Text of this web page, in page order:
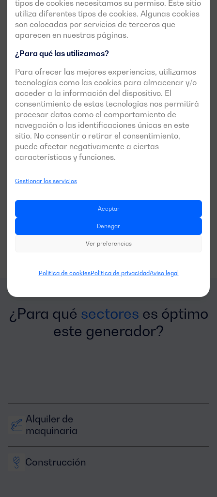
tipos de cookies necesitamos su permiso. Este sitio
utiliza diferentes tipos de cookies. Algunas cookies
son colocadas por servicios de terceros que
aparecen en nuestras páginas.
¿Para qué las utilizamos?
Para ofrecer las mejores experiencias, utilizamos
tecnologías como las cookies para almacenar y/o
acceder a la información del dispositivo. El
consentimiento de estas tecnologías nos permitirá
procesar datos como el comportamiento de
navegación o las identificaciones únicas en este
sitio. No consentir o retirar el consentimiento,
puede afectar negativamente a ciertas
características y funciones.
Gestionar los servicios
Aceptar
Denegar
Ver preferencias
Política de cookiesPolítica de privacidadAviso legal
Casos de éxito de esta gama
energía a la Alta Velocidad Española
Ver caso
¿Para qué sectores es óptimo
este generador?
Alquiler de
maquinaria
Construcción